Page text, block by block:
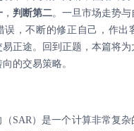
， 判断第二。一旦市场走势与
误，不断的修正自己，作出
易正途。回到正题，本篇将
的交易策略。
SAR）是一个计算非常复杂